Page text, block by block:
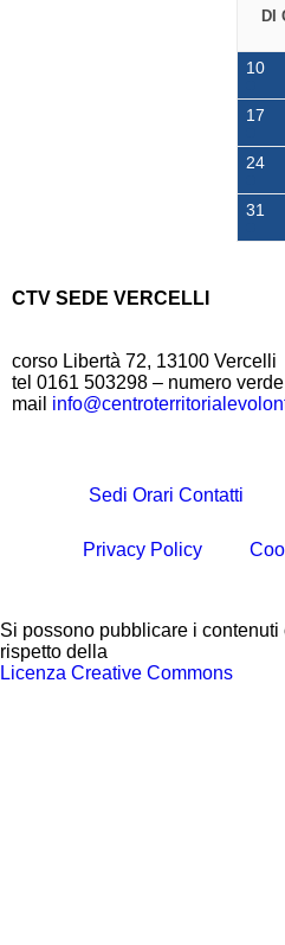
DI
10
17
24
31
CTV SEDE VERCELLI
corso Libertà 72, 13100 Vercelli
tel 0161 503298 – numero
mail
Sedi Orari Contatti
Privacy Policy
Si possono pubblicare i
rispetto della
Licenza Creative Commons